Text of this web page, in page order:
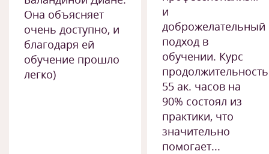
Она объясняет
очень доступно, и
благодаря ей
обучение прошло
легко)
и
доброжелательный
подход в
обучении. Курс
55 ак. часов на
90% состоял из
практики, что
значительно
помогает...